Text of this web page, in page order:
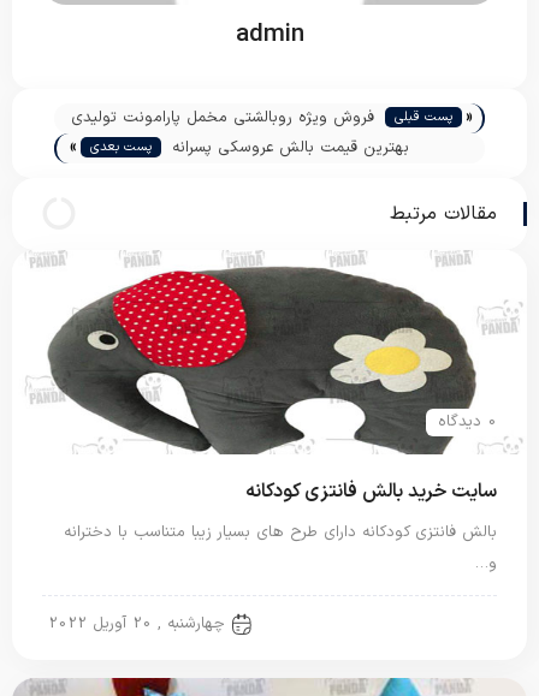
admin
« پست قبلی
فروش ویژه روبالشتی مخمل پارامونت تولیدی
اصفهان
بهترین قیمت بالش عروسکی پسرانه پست بعدی »
مقالات مرتبط
0 دیدگاه
سایت خرید بالش فانتزی کودکانه
بالش فانتزی کودکانه دارای طرح های بسیار زیبا متناسب با دخترانه
و…
چهارشنبه , 20 آوریل 2022